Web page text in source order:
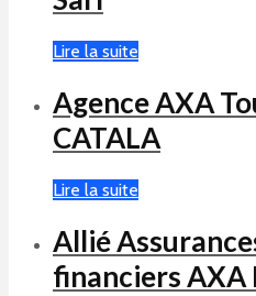
Lire la suite
Agence AXA
CATALA
Lire la suite
Allié
financiers AXA